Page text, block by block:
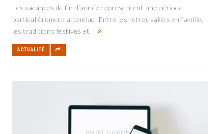
Les vacances de fin d’année représentent une période
particulièrement attendue. Entre les retrouvailles en famille,
les traditions festives et l
ACTUALITÉ